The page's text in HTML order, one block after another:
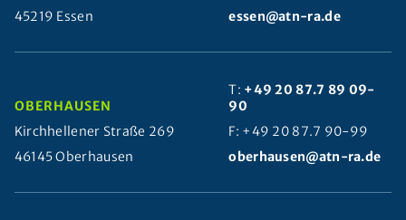
45219 Essen
essen@atn-ra.de
OBERHAUSEN
Kirchhellener Straße 269
46145 Oberhausen
T: +49 20 87.7 89 09-
90
F: +49 20 87.7 90-99
oberhausen@atn-ra.de